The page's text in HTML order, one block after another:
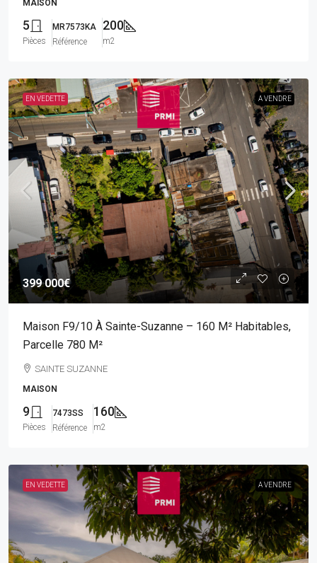
MAISON
5
Pièces
MR7573KA
Référence
200
m2
EN VEDETTE A VENDRE
399 000€
Maison F9/10 À Sainte-Suzanne – 160 M² Habitables,
Parcelle 780 M²
SAINTE SUZANNE
MAISON
9
Pièces
7473SS
Référence
160
m2
EN VEDETTE A VENDRE